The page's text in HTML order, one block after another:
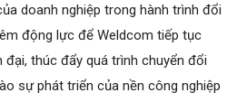
doanh nghiệp trong hành trình đổi
động lực để Weldcom tiếp tục
thúc đẩy quá trình chuyển đổi
sự phát triển của nền công nghiệp